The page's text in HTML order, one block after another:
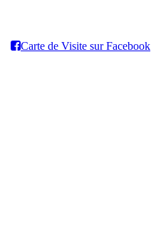
Carte de Visite sur Facebook